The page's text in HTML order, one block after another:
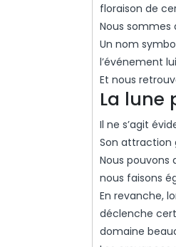
floraison de
Nous sommes
Un nom
l’événement
Et nous
La lune
Il ne s’agit
Son attraction
Nous
nous faisons
En revanche,
déclenche
domaine